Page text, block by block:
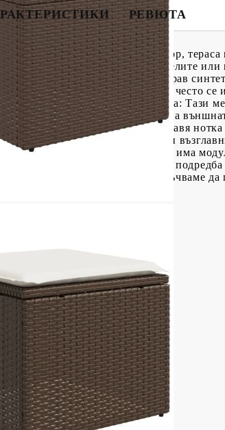
РЕВЮТА
към вашия заден двор,
със семейството и приятелите
също като полиратан, е здрав
е лек, лесен за почистване и често
влияния.Удобна седалка: Тази
сядане.Стъклен плот: Плотът на
с влажна кърпа и добавя
се сваля и може да се пере: Тези
Този комплект външни мебели има
да създадете персонализирана
останат красиви, ви препоръчваме да
стомана
Д x В)
cм (Ш x Д)
37 см